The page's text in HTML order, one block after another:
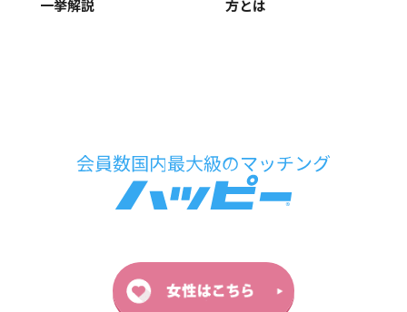
一挙解説
方とは